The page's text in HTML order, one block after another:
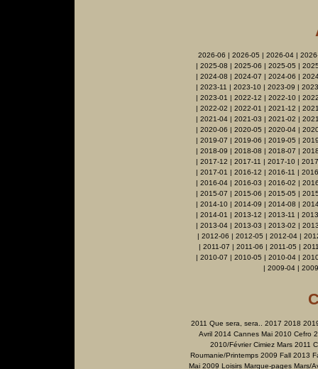
2026-06 | 2026-05 | 2026-04 |
| 2025-08 | 2025-06 | 2025-05 |
| 2024-08 | 2024-07 | 2024-06 |
| 2023-11 | 2023-10 | 2023-09 |
| 2023-01 | 2022-12 | 2022-10|
| 2022-02 | 2022-01 | 2021-12 |
| 2021-04| 2021-03 | 2021-02 |
| 2020-06 | 2020-05 | 2020-04 |
| 2019-07 | 2019-06 | 2019-05 |
| 2018-09 | 2018-08 | 2018-07 |
| 2017-12 | 2017-11 | 2017-10 |
| 2017-01 | 2016-12 | 2016-11 |
| 2016-04 | 2016-03 | 2016-02 |
| 2015-07 | 2015-06 | 2015-05 |
| 2014-10| 2014-09 | 2014-08 |
| 2014-01 | 2013-12 | 2013-11 |
| 2013-04 | 2013-03 | 2013-02 |
| 2012-06 | 2012-05 | 2012-04 |
| 2011-07 | 2011-06 | 2011-05 |
| 2010-07 | 2010-05 | 2010-04 |
| 2009-04 |
2011 Que sera, sera.. 2017 2018
Avril 2014 Cannes Mai 2010 Cefro
2010/Février Cimiez Mars 2011
Roumanie/Printemps 2009 Fall 2013
Mai 2009 Loisirs Marque-pages Mars/